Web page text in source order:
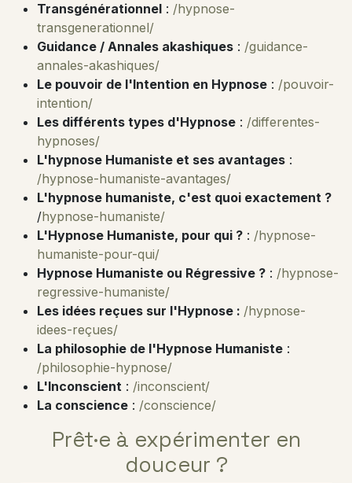
Transgénérationnel : /hypnose-
transgenerationnel/
Guidance / Annales akashiques : /guidance-
annales-akashiques/
Le pouvoir de l'Intention en Hypnose : /pouvoir-
intention/
Les différents types d'Hypnose : /differentes-
hypnoses/
L'hypnose Humaniste et ses avantages :
/hypnose-humaniste-avantages/
L'hypnose humaniste, c'est quoi exactement ?
/hypnose-humaniste/
L'Hypnose Humaniste, pour qui ? : /hypnose-
humaniste-pour-qui/
Hypnose Humaniste ou Régressive ? : /hypnose-
regressive-humaniste/
Les idées reçues sur l'Hypnose : /hypnose-
idees-reçues/
La philosophie de l'Hypnose Humaniste :
/philosophie-hypnose/
L'Inconscient : /inconscient/
La conscience : /conscience/
Prêt·e à expérimenter en
douceur ?